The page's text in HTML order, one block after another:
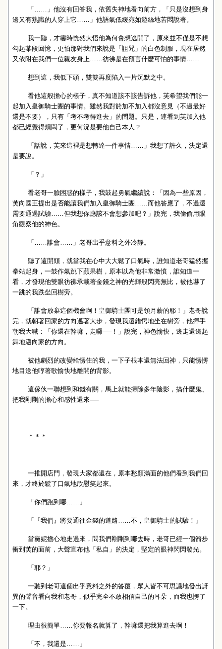
「……」他沒有回答我，依舊失神地看向前方，「只是沒想到身
邊又有熟識的人穿上它……」他語氣低緩宛如遊絲地苦悶說著。
我一聽，才霎時恍然大悟他為何會想逃開了，原來並不僅是不想
勾起某段回憶，更怕那對我們來說是「詛咒」的白色制服，現在居然
又依附在我們一位親友身上……彷彿是在預言什麼可怕的事情……
想到這，我低下頭，雙雙再度陷入一片沉默之中。
看他這般擔心的樣子，真不知道該不該告訴他，芙希望我們能一
起加入皇御騎士團的事情。雖然我對於加不加入都沒意見（不過最好
還是不要），只有「考不考得進去」的問題。只是，連看到芙加入他
都已經覺得煩悶了，更何況是要他自己本人？
「話說，芙來這裡是想轉達一件事情……」我想了許久，決定還
是要說。
「？」
看老哥一臉困惑的樣子，我鼓起勇氣繼續說：「因為一些原因，
芙向國王提出是否能讓我們加入皇御騎士團……而他答應了，不過還
需要通過試驗……但我想你應該不會想參加吧？」說完，我偷偷用眼
角觀察他的神色。
「……誰會……」老哥出乎意料之外冷靜。
聽了這開頭，就當我在心中大大鬆了口氣時，誰知道老哥猛然握
拳站起身，一鼓作氣跳下蘋果樹，原本以為他非常激憤，誰知道一
看，才發現他雙眼彷彿承載著金錢之神的光輝般閃亮無比，被他嚇了
一跳的我跌坐回樹旁。
「誰會放棄這個機會啊！皇御騎士團可是領月薪的耶！」老哥說
完，就朝著回家的方向邁著大步，發現我還錯愕地坐在樹旁，他揮手
朝我大喊：「你還在幹嘛，走囉──！」說完，神色愉快，邊走還邊起
舞地邁向家的方向。
被他劇烈的改變給愣住的我，一下子根本還無法回神，只能愣愣
地目送他哼著歌愉快地離開的背影。
這傢伙一聯想到和錢有關，馬上就能掃除多年陰影，搞什麼鬼、
把我剛剛的擔心和感性還來──
＊＊＊
一推開店門，發現大家都還在，原本愁顏滿面的他們看到我們回
來，才終於鬆了口氣地欣慰笑起來。
「你們跑到哪……」
「『我們』將要通往金錢的道路……不，皇御騎士的試驗！」
當黛妮擔心地走過來，問我們剛剛到哪去時，老哥已經一個箭步
衝到芙的面前，大聲宣布他「私自」的決定，堅定的眼神閃閃發光。
「耶？」
一聽到老哥這個出乎意料之外的答覆，眾人皆不可思議地發出訝
異的聲音看向我和老哥，似乎完全不敢相信自己的耳朵，而我也愣了
一下。
理由很簡單……你要報名就算了，幹嘛還把我算進去啊！
「不，我還是……」